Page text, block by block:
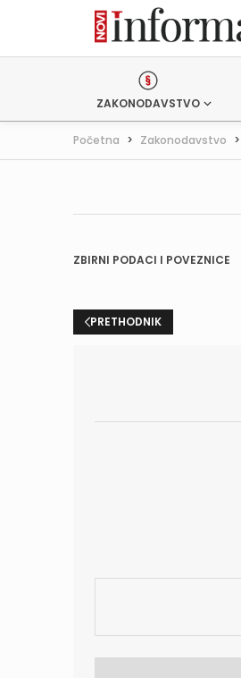
ZAKONODAVSTVO
Početna > Zakonodavstvo >
ZBIRNI PODACI I POVEZNICE
PRETHODNIK